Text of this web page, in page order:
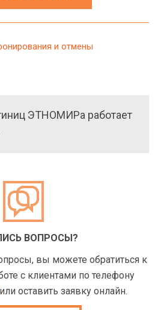
и отмены
ЭТНОМИРа работает
ВОПРОСЫ?
вы можете обратиться к
с клиентами по телефону
или оставить заявку онлайн.